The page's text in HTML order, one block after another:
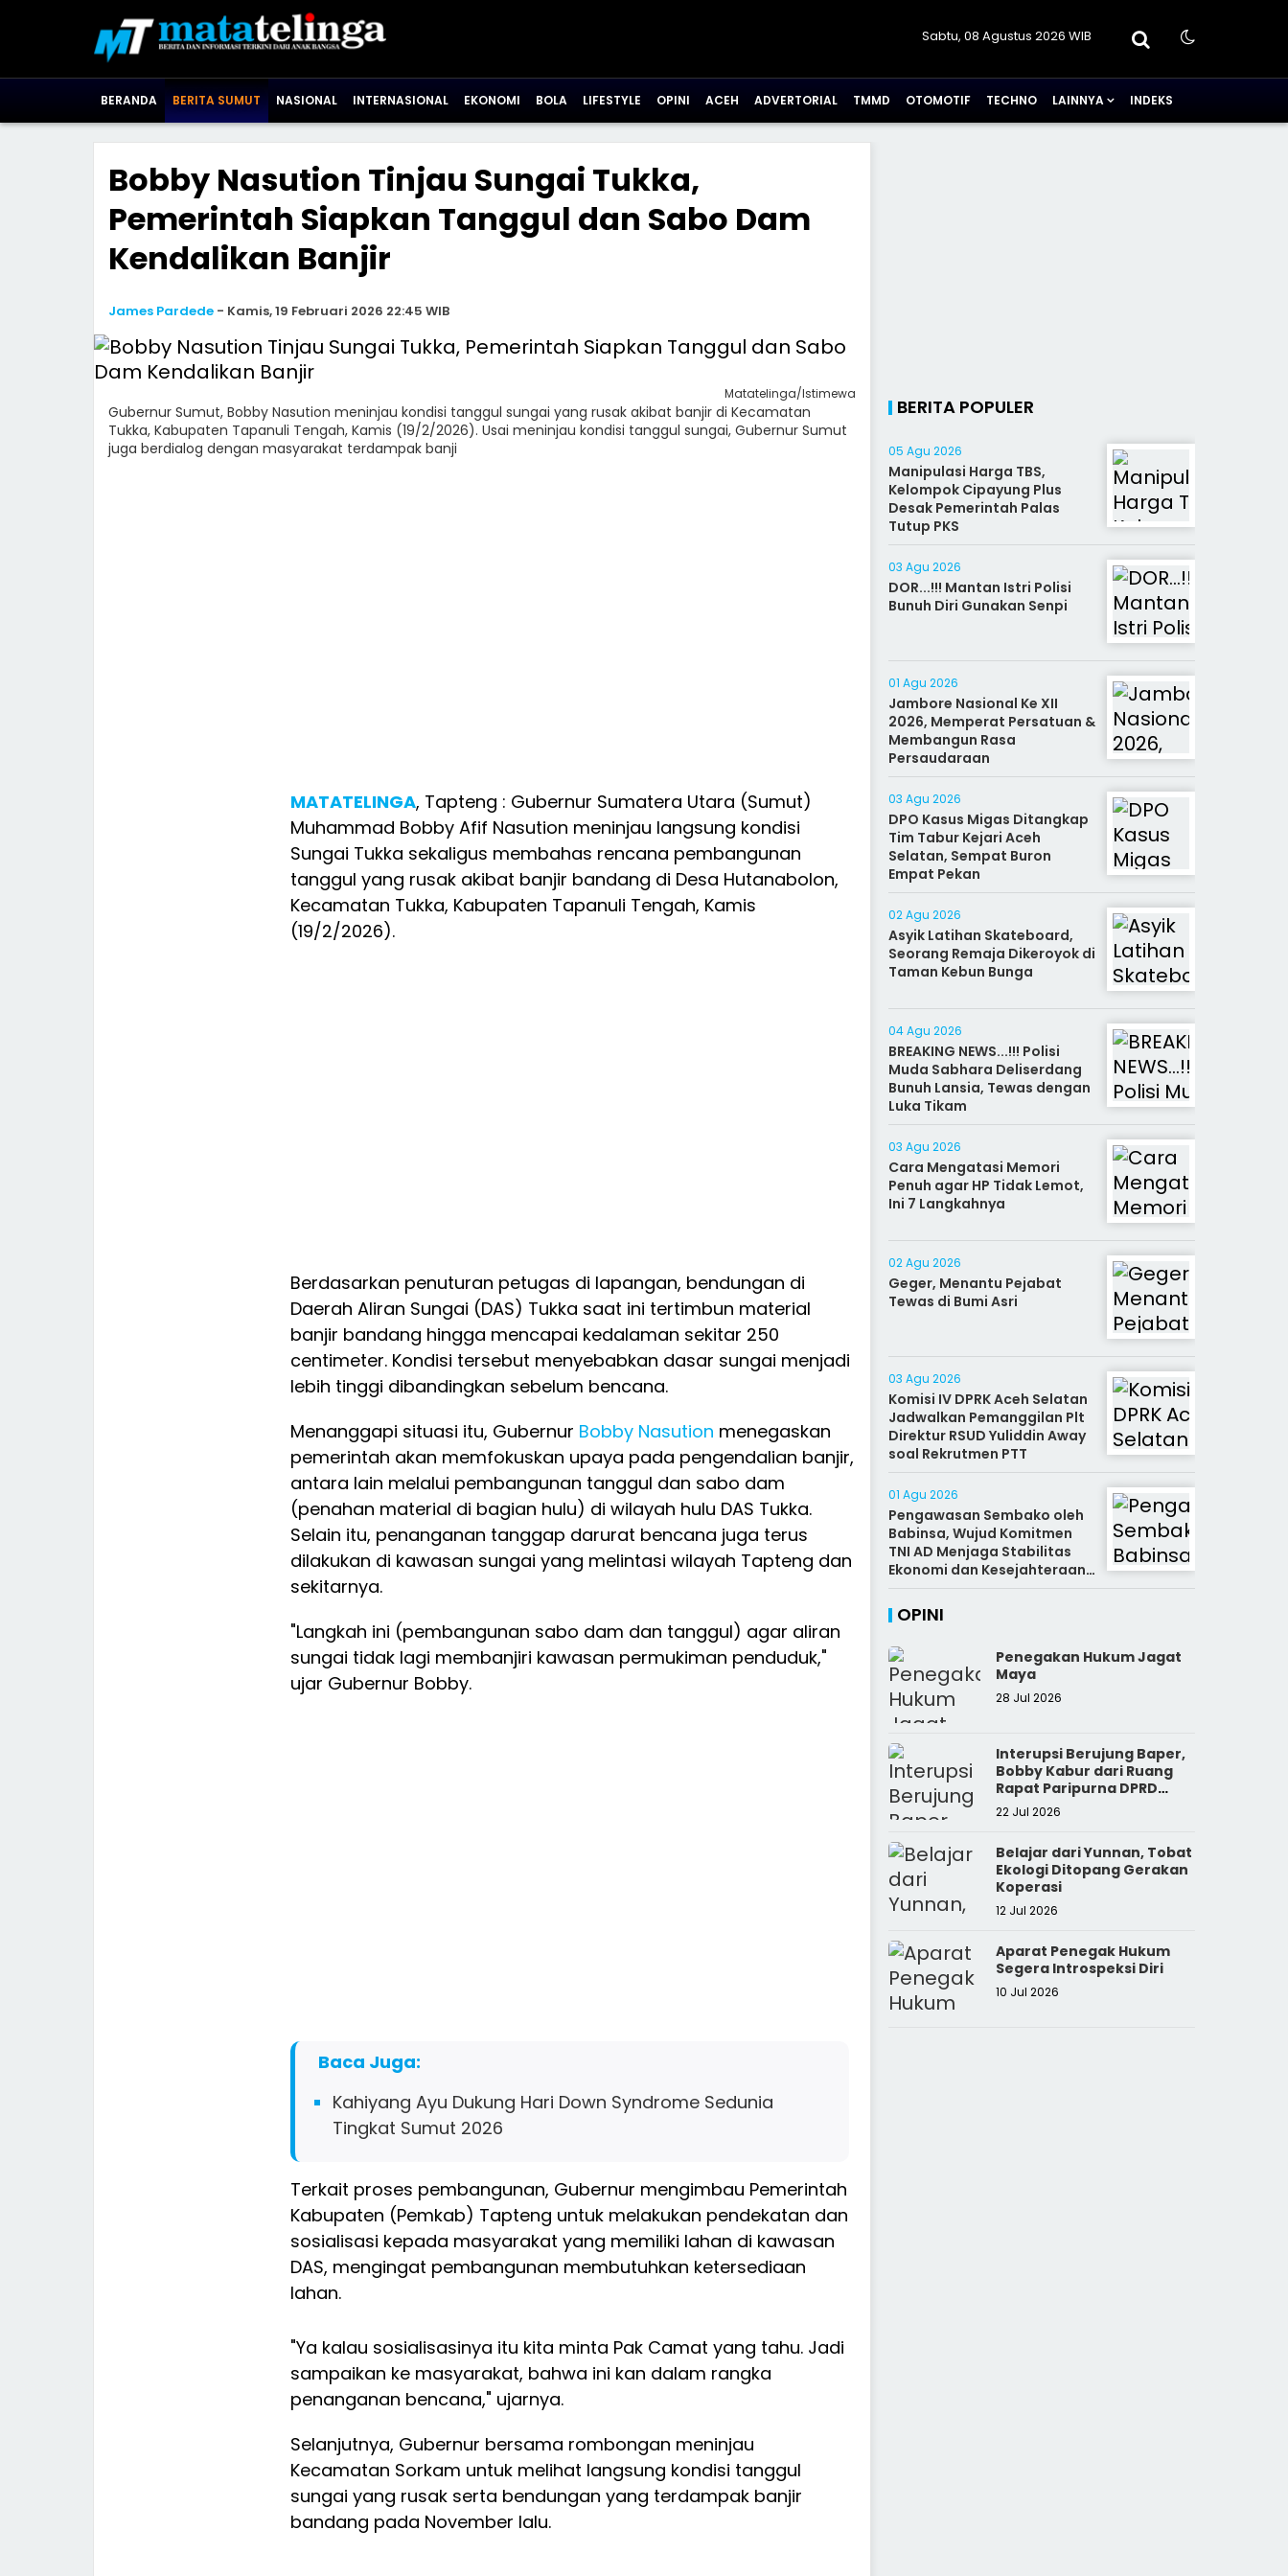
Sabtu, 08 Agustus 2026 WIB
BERANDA BERITA SUMUT NASIONAL INTERNASIONAL EKONOMI BOLA LIFESTYLE OPINI ACEH ADVERTORIAL TMMD OTOMOTIF TECHNO LAINNYA INDEKS
Bobby Nasution Tinjau Sungai Tukka,
Pemerintah Siapkan Tanggul dan Sabo Dam
Kendalikan Banjir
James Pardede - Kamis, 19 Februari 2026 22:45 WIB
Matatelinga/Istimewa
Gubernur Sumut, Bobby Nasution meninjau kondisi tanggul sungai yang rusak akibat banjir di Kecamatan
Tukka, Kabupaten Tapanuli Tengah, Kamis (19/2/2026). Usai meninjau kondisi tanggul sungai, Gubernur Sumut
juga berdialog dengan masyarakat terdampak banji
MATATELINGA, Tapteng : Gubernur Sumatera Utara (Sumut)
Muhammad Bobby Afif Nasution meninjau langsung kondisi
Sungai Tukka sekaligus membahas rencana pembangunan
tanggul yang rusak akibat banjir bandang di Desa Hutanabolon,
Kecamatan Tukka, Kabupaten Tapanuli Tengah, Kamis
(19/2/2026).
Berdasarkan penuturan petugas di lapangan, bendungan di
Daerah Aliran Sungai (DAS) Tukka saat ini tertimbun material
banjir bandang hingga mencapai kedalaman sekitar 250
centimeter. Kondisi tersebut menyebabkan dasar sungai menjadi
lebih tinggi dibandingkan sebelum bencana.
Menanggapi situasi itu, Gubernur Bobby Nasution menegaskan
pemerintah akan memfokuskan upaya pada pengendalian banjir,
antara lain melalui pembangunan tanggul dan sabo dam
(penahan material di bagian hulu) di wilayah hulu DAS Tukka.
Selain itu, penanganan tanggap darurat bencana juga terus
dilakukan di kawasan sungai yang melintasi wilayah Tapteng dan
sekitarnya.
"Langkah ini (pembangunan sabo dam dan tanggul) agar aliran
sungai tidak lagi membanjiri kawasan permukiman penduduk,"
ujar Gubernur Bobby.
Baca Juga:
Kahiyang Ayu Dukung Hari Down Syndrome Sedunia
Tingkat Sumut 2026
Terkait proses pembangunan, Gubernur mengimbau Pemerintah
Kabupaten (Pemkab) Tapteng untuk melakukan pendekatan dan
sosialisasi kepada masyarakat yang memiliki lahan di kawasan
DAS, mengingat pembangunan membutuhkan ketersediaan
lahan.
"Ya kalau sosialisasinya itu kita minta Pak Camat yang tahu. Jadi
sampaikan ke masyarakat, bahwa ini kan dalam rangka
penanganan bencana," ujarnya.
Selanjutnya, Gubernur bersama rombongan meninjau
Kecamatan Sorkam untuk melihat langsung kondisi tanggul
sungai yang rusak serta bendungan yang terdampak banjir
bandang pada November lalu.
BERITA POPULER
05 Agu 2026
Manipulasi Harga TBS,
Kelompok Cipayung Plus
Desak Pemerintah Palas
Tutup PKS
03 Agu 2026
DOR...!!! Mantan Istri Polisi
Bunuh Diri Gunakan Senpi
01 Agu 2026
Jambore Nasional Ke XII
2026, Memperat Persatuan &
Membangun Rasa
Persaudaraan
03 Agu 2026
DPO Kasus Migas Ditangkap
Tim Tabur Kejari Aceh
Selatan, Sempat Buron
Empat Pekan
02 Agu 2026
Asyik Latihan Skateboard,
Seorang Remaja Dikeroyok di
Taman Kebun Bunga
04 Agu 2026
BREAKING NEWS...!!! Polisi
Muda Sabhara Deliserdang
Bunuh Lansia, Tewas dengan
Luka Tikam
03 Agu 2026
Cara Mengatasi Memori
Penuh agar HP Tidak Lemot,
Ini 7 Langkahnya
02 Agu 2026
Geger, Menantu Pejabat
Tewas di Bumi Asri
03 Agu 2026
Komisi IV DPRK Aceh Selatan
Jadwalkan Pemanggilan Plt
Direktur RSUD Yuliddin Away
soal Rekrutmen PTT
01 Agu 2026
Pengawasan Sembako oleh
Babinsa, Wujud Komitmen
TNI AD Menjaga Stabilitas
Ekonomi dan Kesejahteraan
Rakyat
OPINI
Penegakan Hukum Jagat
Maya
28 Jul 2026
Interupsi Berujung Baper,
Bobby Kabur dari Ruang
Rapat Paripurna DPRD
Sumut
22 Jul 2026
Belajar dari Yunnan, Tobat
Ekologi Ditopang Gerakan
Koperasi
12 Jul 2026
Aparat Penegak Hukum
Segera Introspeksi Diri
10 Jul 2026